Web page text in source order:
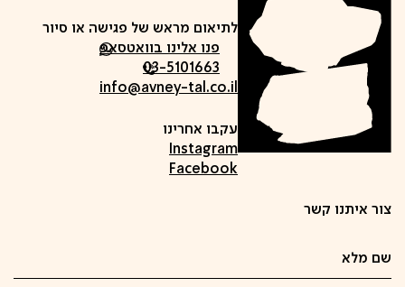
צור איתנו קשר
לתיאום מראש של פגישה או סיור
פנו אלינו בוואטסאפ
03-5101663
info@avney-tal.co.il
עקבו אחרינו
Instagram
Facebook